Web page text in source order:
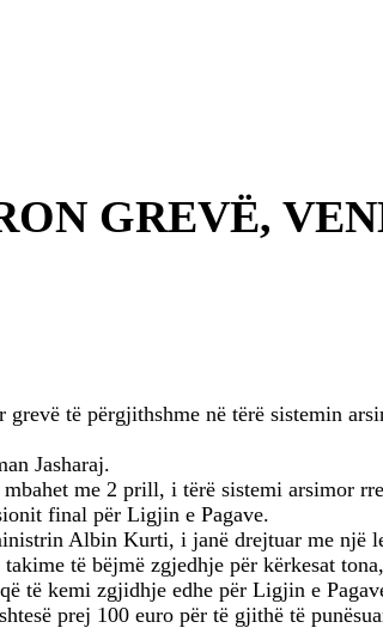
GREVË,
të përgjithshme në tërë sistemin
Jasharaj.
me 2 prill, i tërë sistemi arsimor
final për Ligjin e Pagave.
Albin Kurti, i janë drejtuar me
të bëjmë zgjedhje për kërkesat
të kemi zgjidhje edhe për Ligjin e
prej 100 euro për të gjithë të